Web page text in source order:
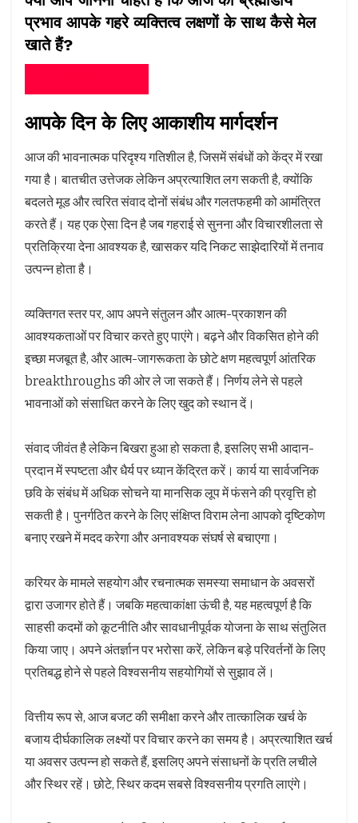
प्रभाव आपके गहरे व्यक्तित्व लक्षणों के साथ कैसे मेल
खाते हैं?
आपके दिन के लिए आकाशीय मार्गदर्शन
आज की भावनात्मक परिदृश्य गतिशील है, जिसमें संबंधों को केंद्र में रखा
गया है। बातचीत उत्तेजक लेकिन अप्रत्याशित लग सकती है, क्योंकि
बदलते मूड और त्वरित संवाद दोनों संबंध और गलतफहमी को आमंत्रित
करते हैं। यह एक ऐसा दिन है जब गहराई से सुनना और विचारशीलता से
प्रतिक्रिया देना आवश्यक है, खासकर यदि निकट साझेदारियों में तनाव
उत्पन्न होता है।
व्यक्तिगत स्तर पर, आप अपने संतुलन और आत्म-प्रकाशन की
आवश्यकताओं पर विचार करते हुए पाएंगे। बढ़ने और विकसित होने की
इच्छा मजबूत है, और आत्म-जागरूकता के छोटे क्षण महत्वपूर्ण आंतरिक
breakthroughs की ओर ले जा सकते हैं। निर्णय लेने से पहले
भावनाओं को संसाधित करने के लिए खुद को स्थान दें।
संवाद जीवंत है लेकिन बिखरा हुआ हो सकता है, इसलिए सभी आदान-
प्रदान में स्पष्टता और धैर्य पर ध्यान केंद्रित करें। कार्य या सार्वजनिक
छवि के संबंध में अधिक सोचने या मानसिक लूप में फंसने की प्रवृत्ति हो
सकती है। पुनर्गठित करने के लिए संक्षिप्त विराम लेना आपको दृष्टिकोण
बनाए रखने में मदद करेगा और अनावश्यक संघर्ष से बचाएगा।
करियर के मामले सहयोग और रचनात्मक समस्या समाधान के अवसरों
द्वारा उजागर होते हैं। जबकि महत्वाकांक्षा ऊंची है, यह महत्वपूर्ण है कि
साहसी कदमों को कूटनीति और सावधानीपूर्वक योजना के साथ संतुलित
किया जाए। अपने अंतर्ज्ञान पर भरोसा करें, लेकिन बड़े परिवर्तनों के लिए
प्रतिबद्ध होने से पहले विश्वसनीय सहयोगियों से सुझाव लें।
वित्तीय रूप से, आज बजट की समीक्षा करने और तात्कालिक खर्च के
बजाय दीर्घकालिक लक्ष्यों पर विचार करने का समय है। अप्रत्याशित खर्च
या अवसर उत्पन्न हो सकते हैं, इसलिए अपने संसाधनों के प्रति लचीले
और स्थिर रहें। छोटे, स्थिर कदम सबसे विश्वसनीय प्रगति लाएंगे।